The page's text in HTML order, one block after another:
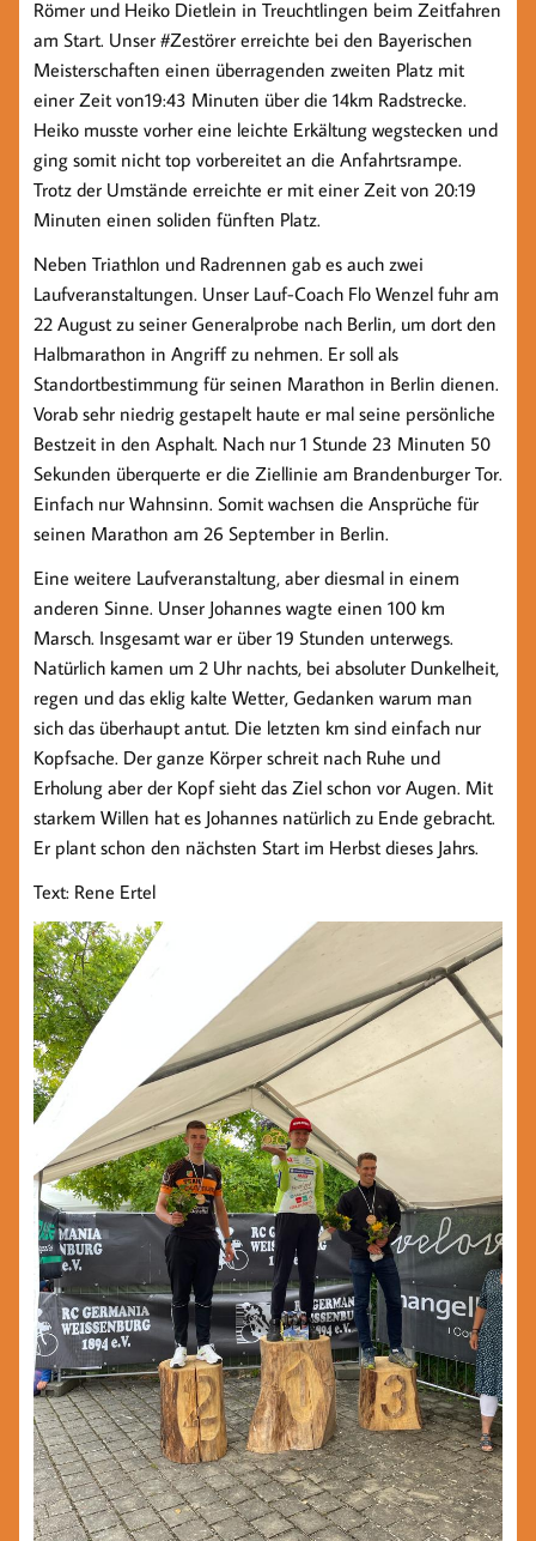
Römer und Heiko Dietlein in Treuchtlingen beim Zeitfahren
am Start. Unser #Zestörer erreichte bei den Bayerischen
Meisterschaften einen überragenden zweiten Platz mit
einer Zeit von19:43 Minuten über die 14km Radstrecke.
Heiko musste vorher eine leichte Erkältung wegstecken und
ging somit nicht top vorbereitet an die Anfahrtsrampe.
Trotz der Umstände erreichte er mit einer Zeit von 20:19
Minuten einen soliden fünften Platz.
Neben Triathlon und Radrennen gab es auch zwei
Laufveranstaltungen. Unser Lauf-Coach Flo Wenzel fuhr am
22 August zu seiner Generalprobe nach Berlin, um dort den
Halbmarathon in Angriff zu nehmen. Er soll als
Standortbestimmung für seinen Marathon in Berlin dienen.
Vorab sehr niedrig gestapelt haute er mal seine persönliche
Bestzeit in den Asphalt. Nach nur 1 Stunde 23 Minuten 50
Sekunden überquerte er die Ziellinie am Brandenburger Tor.
Einfach nur Wahnsinn. Somit wachsen die Ansprüche für
seinen Marathon am 26 September in Berlin.
Eine weitere Laufveranstaltung, aber diesmal in einem
anderen Sinne. Unser Johannes wagte einen 100 km
Marsch. Insgesamt war er über 19 Stunden unterwegs.
Natürlich kamen um 2 Uhr nachts, bei absoluter Dunkelheit,
regen und das eklig kalte Wetter, Gedanken warum man
sich das überhaupt antut. Die letzten km sind einfach nur
Kopfsache. Der ganze Körper schreit nach Ruhe und
Erholung aber der Kopf sieht das Ziel schon vor Augen. Mit
starkem Willen hat es Johannes natürlich zu Ende gebracht.
Er plant schon den nächsten Start im Herbst dieses Jahrs.
Text: Rene Ertel